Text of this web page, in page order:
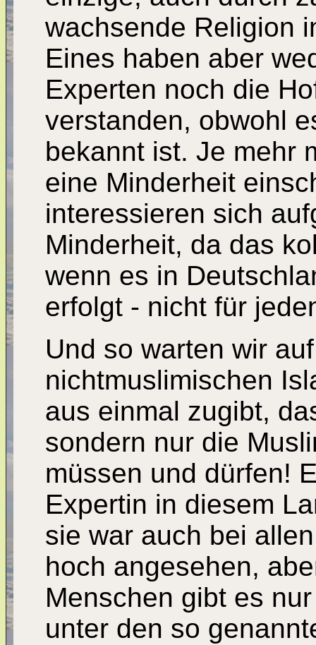
wachsende Religion
Eines haben aber
Experten noch die
verstanden, obwohl
bekannt ist. Je mehr
eine Minderheit
interessieren sich
Minderheit, da das
wenn es in
erfolgt - nicht für
Und so warten wir
nichtmuslimischen
aus einmal zugibt,
sondern nur die
müssen und dürfen!
Expertin in diesem
sie war auch bei
hoch angesehen,
Menschen gibt es
unter den so